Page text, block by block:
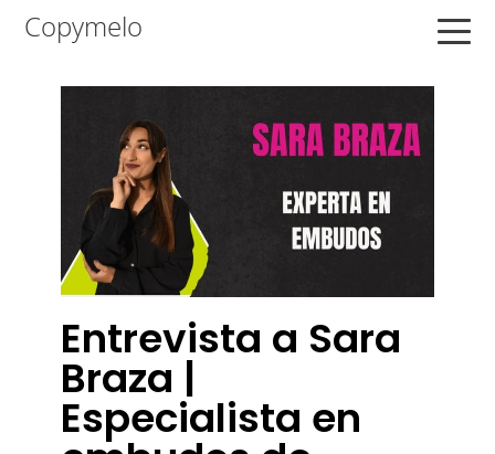
Saltar
Saltar
contenido
Saltar
Copymelo
Entrevista a Sara
Braza |
Especialista en